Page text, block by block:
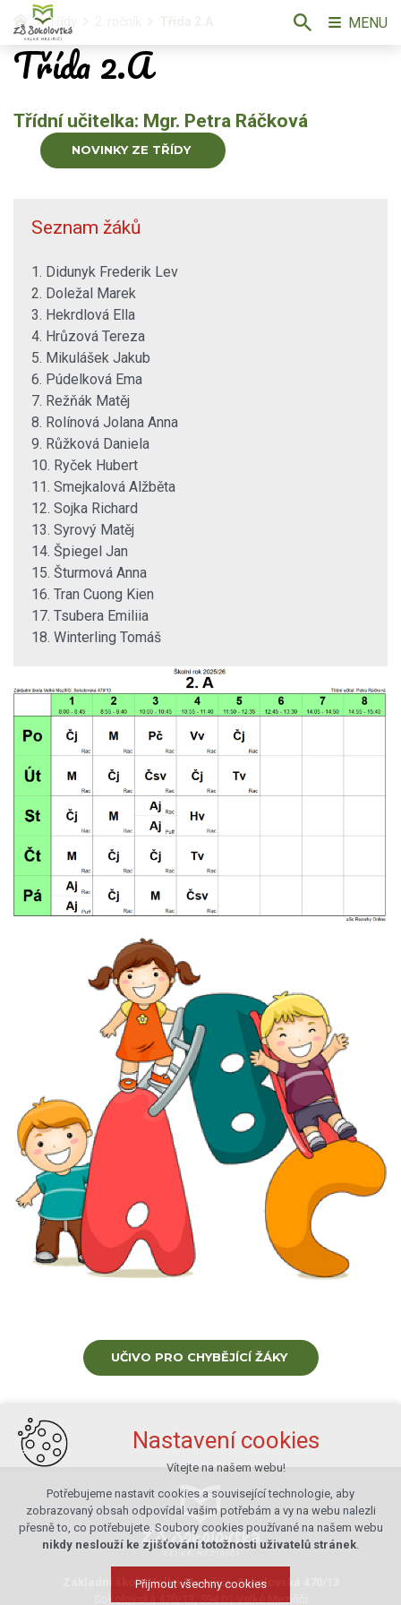
Třídy
Třída 2.A
Třídní učitelka: Mgr. Petra Ráčková
NOVINKY ZE TŘÍDY
Seznam žáků
1. Didunyk Frederik Lev
2. Doležal Marek
3. Hekrdlová Ella
4. Hrůzová Tereza
5. Mikulášek Jakub
6. Púdelková Ema
7. Režňák Matěj
8. Rolínová Jolana Anna
9. Růžková Daniela
10. Ryček Hubert
11. Smejkalová Alžběta
12. Sojka Richard
13. Syrový Matěj
14. Špiegel Jan
15. Šturmová Anna
16. Tran Cuong Kien
17. Tsubera Emiliia
18. Winterling Tomáš
UČIVO PRO CHYBĚJÍCÍ ŽÁKY
Základní škola Velké Meziříčí, Sokolovská 470/13
Sokolovská 470/13, 594 01 Velké Meziříčí
MENU
Nastavení cookies
Vítejte na našem webu!
Potřebujeme nastavit cookies a související technologie, aby
zobrazovaný obsah odpovídal vašim potřebám a vy na webu nalezli
přesně to, co potřebujete. Soubory cookies používané na našem webu
nikdy neslouží ke zjišťování totožnosti uživatelů stránek.
Přijmout všechny cookies